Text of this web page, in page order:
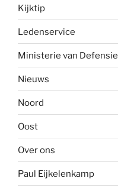
Kijktip
Ledenservice
Ministerie van Defensie
Nieuws
Noord
Oost
Over ons
Paul Eijkelenkamp